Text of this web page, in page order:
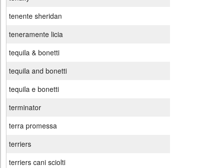
tenente sheridan
teneramente licia
tequila & bonetti
tequila and bonetti
tequila e bonetti
terminator
terra promessa
terriers
terriers cani sciolti